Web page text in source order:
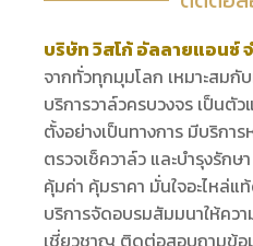
บริษัท วิสโก้ อัลลายแอนซ์
จากทั่วทุกมุมโลก เหมาะสม
บริการวาล์วครบวงจร เป็นตั
ตั้งอย่างเป็นทางการ มีบริกา
ตรวจเช็ควาล์ว และบำรุงรัก
คุ้มค่า คุ้มราคา มั่นใจอะไหล่
บริการจัดอบรมสัมมนาให้คว
เชี่ยวชาญ ติดต่อสอบถามข้อ